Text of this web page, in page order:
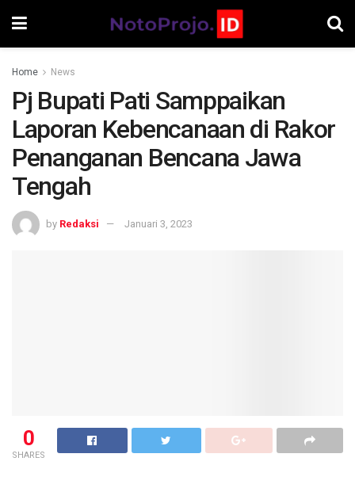
Home News
Pj Bupati Pati Samppaikan
Laporan Kebencanaan di Rakor
Penanganan Bencana Jawa
Tengah
by Redaksi Januari 3, 2023
0
SHARES